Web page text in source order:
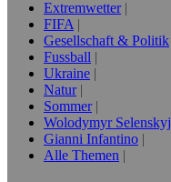
Extremwetter
FIFA
Gesellschaft & Politik
Fussball
Ukraine
Natur
Sommer
Wolodymyr Selenskyj
Gianni Infantino
Alle Themen